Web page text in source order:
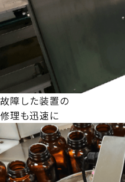
故障した装置の
修理も迅速に